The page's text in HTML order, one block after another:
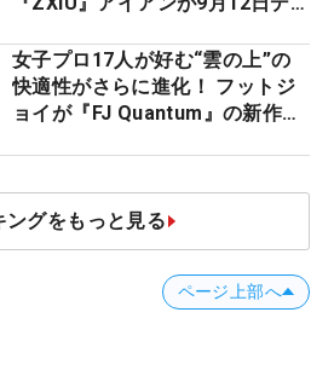
女子プロ17人が好む“雲の上”の
快適性がさらに進化！ フットジ
ョイが『FJ Quantum』の新作を
ングをもっと見る
ページ上部へ